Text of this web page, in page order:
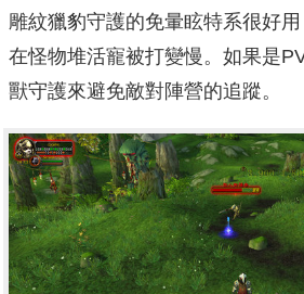
雕紋獵豹守護的免暈眩特系很好
在怪物堆活寵被打變慢。如果是
獸守護來避免敵對陣營的追蹤。